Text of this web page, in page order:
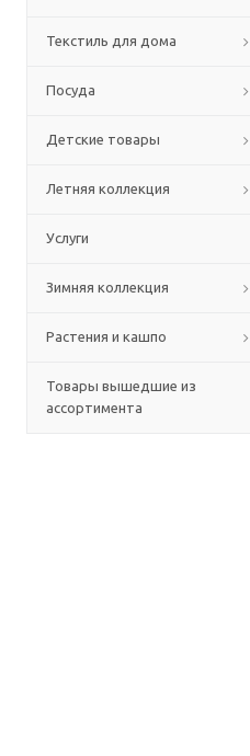
Текстиль для дома
Посуда
Детские товары
Летняя коллекция
Услуги
Зимняя коллекция
Растения и кашпо
Товары вышедшие из
ассортимента